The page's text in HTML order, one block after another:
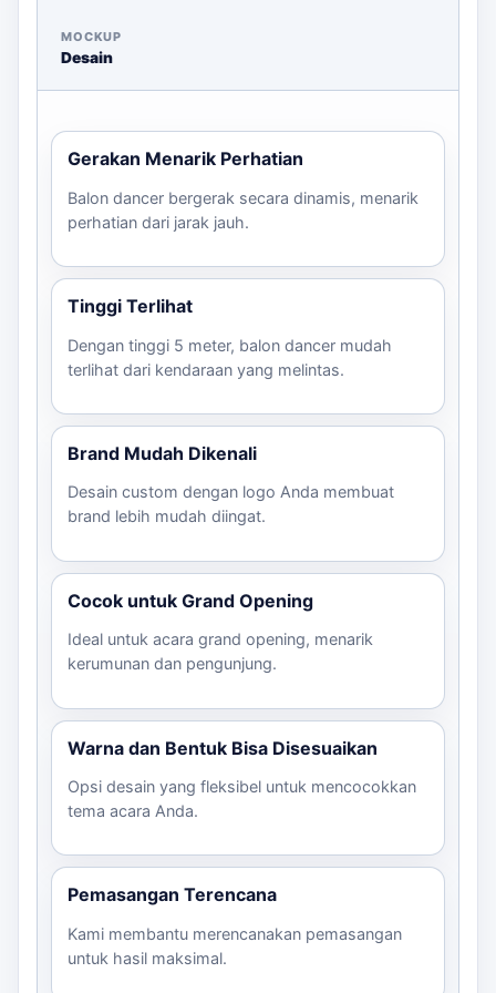
parasut/nylon inflatable yang tahan lama.
Pemasangan:
pemasangan jika diperlukan.
Langkah Pemesanan
mendiskusikan kebutuhan Anda.
Tentukan ukuran dan desain yang diinginkan.
Proses produksi dan pengiriman sesuai
kesepakatan.
Untuk informasi lebih lanjut dan estimasi harga, silakan
hubungi kami melalui WhatsApp. Tim kami dapat
dihubungi untuk Anda untuk mendapatkan balon dancer
yang sesuai dengan kebutuhan promosi Anda.
MOCKUP
Desain
Gerakan Menarik Perhatian
Balon dancer bergerak secara dinamis, menarik
perhatian dari jarak jauh.
Tinggi Terlihat
Dengan tinggi 5 meter, balon dancer mudah
terlihat dari kendaraan yang melintas.
Brand Mudah Dikenali
Desain custom dengan logo Anda membuat
brand lebih mudah diingat.
Cocok untuk Grand Opening
Ideal untuk acara grand opening, menarik
kerumunan dan pengunjung.
Warna dan Bentuk Bisa Disesuaikan
Opsi desain yang fleksibel untuk mencocokkan
tema acara Anda.
Pemasangan Terencana
Kami membantu merencanakan pemasangan
untuk hasil maksimal.